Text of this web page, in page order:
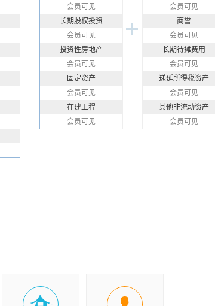
会员可见
长期股权投资
会员可见
投资性房地产
会员可见
固定资产
会员可见
在建工程
会员可见
会员可见
商誉
会员可见
长期待摊费用
会员可见
递延所得税资产
会员可见
其他非流动资产
会员可见